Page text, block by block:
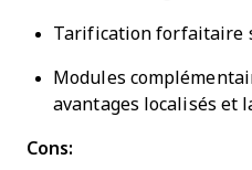
Tarification forfaitaire
Modules
avantages localisés et
Cons: